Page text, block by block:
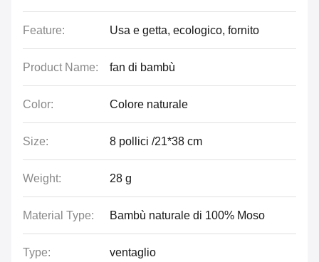
Feature: Usa e getta, ecologico, fornito
Product Name: fan di bambù
Color: Colore naturale
Size: 8 pollici /21*38 cm
Weight: 28 g
Material Type: Bambù naturale di 100% Moso
Type: ventaglio